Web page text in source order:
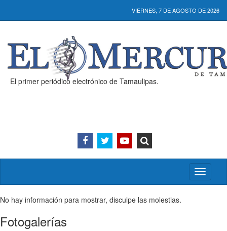
VIERNES, 7 DE AGOSTO DE 2026
El primer periódico electrónico de Tamaulipas.
Activar/
menú
No hay información para mostrar, disculpe las molestias.
Fotogalerías